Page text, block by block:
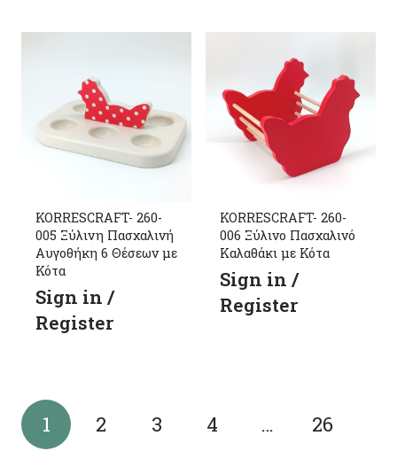
KORRESCRAFT- 260-
005 Ξύλινη Πασχαλινή
Αυγοθήκη 6 Θέσεων με
Κότα
Sign in /
Register
KORRESCRAFT- 260-
006 Ξύλινο Πασχαλινό
Καλαθάκι με Κότα
Sign in /
Register
1 2 3 4 … 26